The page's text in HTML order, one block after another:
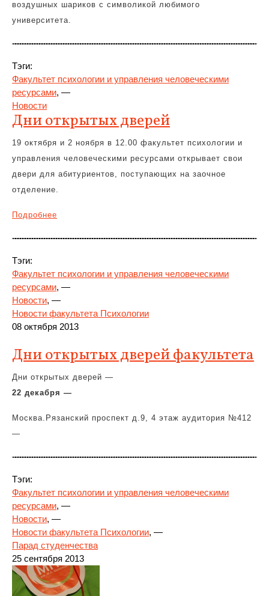
воздушных шариков с символикой любимого
университета.
Тэги:
Факультет психологии и управления человеческими
ресурсами, —
Новости
Дни открытых дверей
19 октября и 2 ноября в 12.00 факультет психологии и
управления человеческими ресурсами открывает свои
двери для абитуриентов, поступающих на заочное
отделение.
Подробнее
Тэги:
Факультет психологии и управления человеческими
ресурсами, —
Новости, —
Новости факультета Психологии
08 октября 2013
Дни открытых дверей факультета
Дни открытых дверей —
22 декабря —
Москва.Рязанский проспект д.9, 4 этаж аудитория №412
—
Тэги:
Факультет психологии и управления человеческими
ресурсами, —
Новости, —
Новости факультета Психологии, —
Парад студенчества
25 сентября 2013